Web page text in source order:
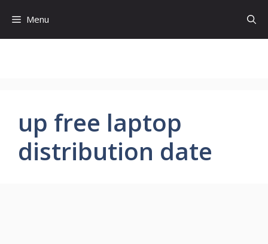
content
Menu
up free laptop
distribution date